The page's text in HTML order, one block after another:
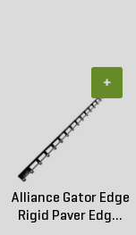
Alliance Gator Edge
Rigid Paver Edg...
+